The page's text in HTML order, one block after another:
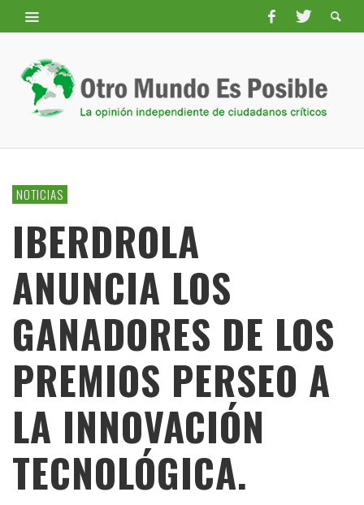
NOTICIAS
IBERDROLA
ANUNCIA LOS
GANADORES DE LOS
PREMIOS PERSEO A
LA INNOVACIÓN
TECNOLÓGICA.